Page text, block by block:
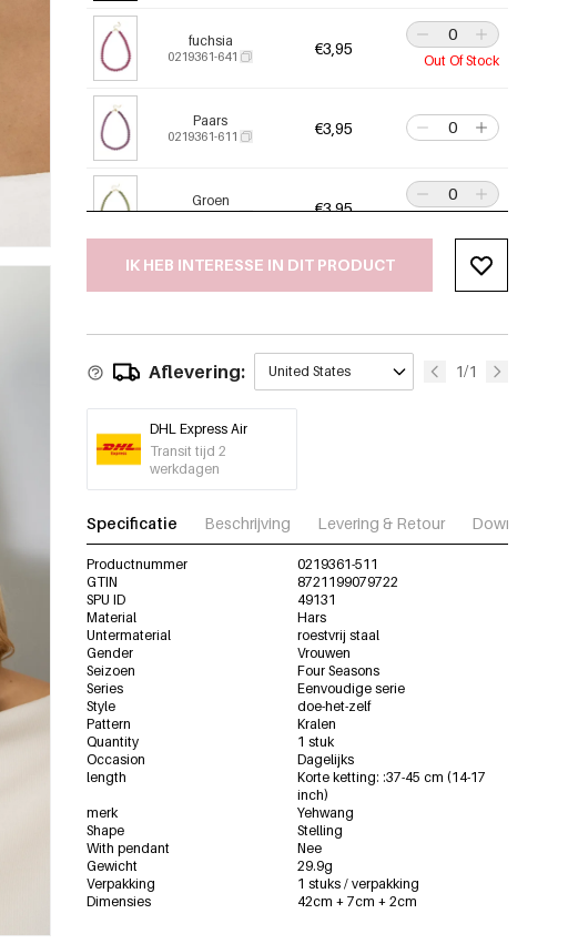
fuchsia
0219361-641 €3,95
Out Of Stock
Paars
0219361-611 €3,95
Groen
0219361-401 €3,95
0219361-371 €3,95
0219361-331 €3,95
Wijnrood
0219361-311
Lila €3,95
€3,95
€3,95
€3,95
0219361-001 €3,95
IK HEB INTERESSE IN DIT PRODUCT
Aflevering: United States 1/1
DHL Express Air
Transit tijd 2
werkdagen
Specificatie Beschrijving Levering & Retour Download
Productnummer
0219361-511
GTIN
8721199079722
SPU ID
49131
Material
Hars
Untermaterial
roestvrij staal
Gender
Vrouwen
Seizoen
Four Seasons
Series
Eenvoudige serie
Style
doe-het-zelf
Pattern
Kralen
Quantity
1 stuk
Occasion
Dagelijks
length
Korte ketting: :37-45 cm (14-17
inch)
merk
Yehwang
Shape
Stelling
With pendant
Nee
Gewicht
29.9g
Verpakking
1 stuks / verpakking
Dimensies
42cm + 7cm + 2cm